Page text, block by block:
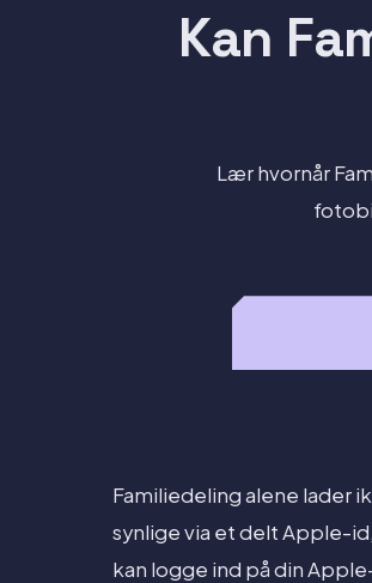
Kan
Lær hvornår
Familiedeling alene lader
synlige via et delt Apple-
kan logge ind på din